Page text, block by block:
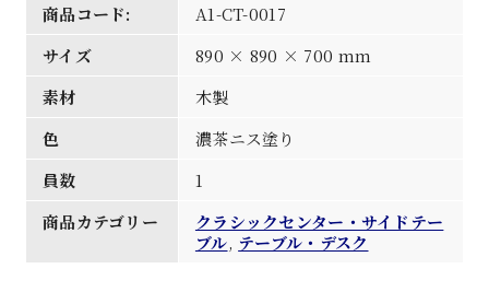
商品コード:
A1-CT-0017
サイズ
890 × 890 × 700 mm
素材
木製
色
濃茶ニス塗り
員数
1
商品カテゴリー
クラシックセンター・サイドテー
ブル, テーブル・デスク